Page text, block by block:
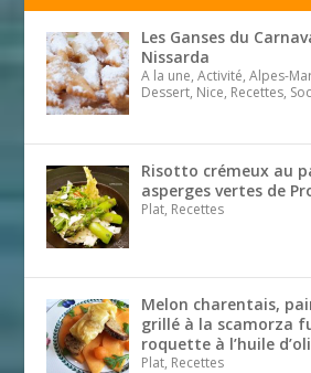
Les Ganses du
Nissarda
A la une, Activité, Alpes-
Dessert, Nice, Recettes,
Risotto crémeux au
asperges vertes de
Plat, Recettes
Melon charentais,
grillé à la scamorza
roquette à l’huile
Plat, Recettes